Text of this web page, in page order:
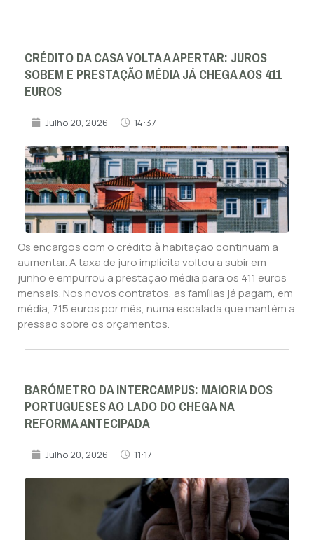
CRÉDITO DA CASA VOLTA A APERTAR: JUROS
SOBEM E PRESTAÇÃO MÉDIA JÁ CHEGA AOS 411
EUROS
Julho 20, 2026 14:37
Os encargos com o crédito à habitação continuam a
aumentar. A taxa de juro implícita voltou a subir em
junho e empurrou a prestação média para os 411 euros
mensais. Nos novos contratos, as famílias já pagam, em
média, 715 euros por mês, numa escalada que mantém a
pressão sobre os orçamentos.
BARÓMETRO DA INTERCAMPUS: MAIORIA DOS
PORTUGUESES AO LADO DO CHEGA NA
REFORMA ANTECIPADA
Julho 20, 2026 11:17